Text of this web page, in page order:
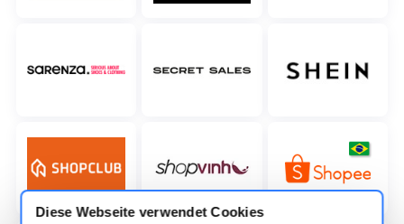
Diese Webseite verwendet Cookies